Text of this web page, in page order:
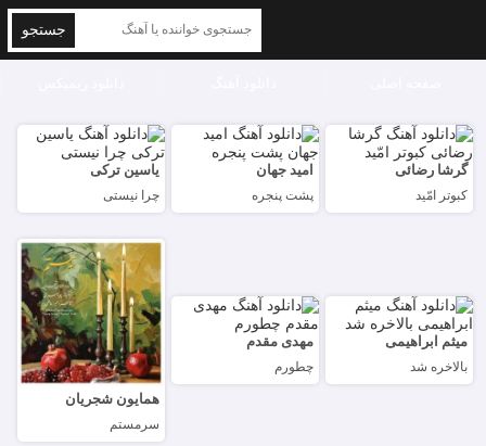
جستجو
گرشا رضائی
کبوتر امّید
امید جهان
پشت پنجره
یاسین ترکی
چرا نیستی
میثم ابراهیمی
بالاخره شد
مهدی مقدم
چطورم
همایون شجریان
سرمستم